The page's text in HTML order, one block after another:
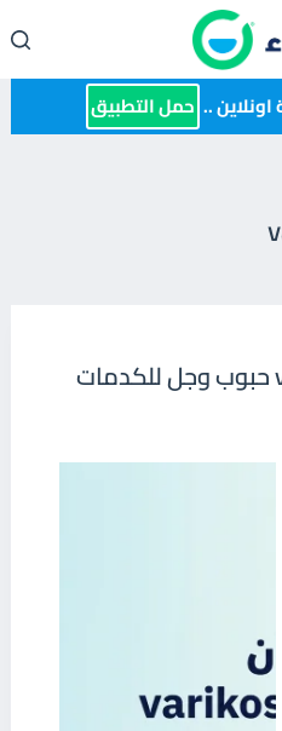
.. حمل التطبيق
فاريكوسان varikosan حبوب وجل للكدمات